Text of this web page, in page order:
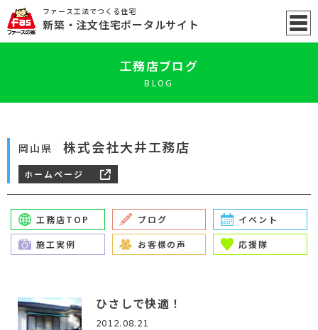
ファース工法でつくる住宅
新築 ・注文住宅ポータルサイト
工務店ブログ
BLOG
岡山県 株式会社大井工務店
ホームページ
工務店TOP ブログ イベント
施工実例 お客様の声 応援隊
ひさしで快適！
2012.08.21